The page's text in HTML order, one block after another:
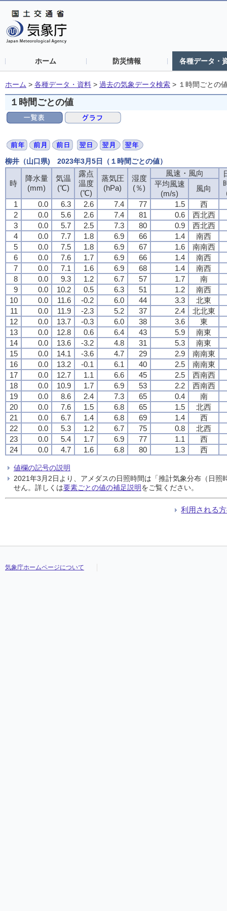
ホーム 防災情報 各種データ・
ホーム > 各種データ・資料 > 過去の気象データ検索 > １時間ごとの
１時間ごとの値
柳井（山口県) 2023年3月5日（１時間ごとの値）
時
降水量
(mm)
気温
(℃)
露点
温度
(℃)
蒸気圧
(hPa)
湿度
(％)
風速・風向
平均風速
(m/s)
風向
1
0.0 6.3 2.6 7.4 77 1.5
西
2
0.0 5.6 2.6 7.4 81 0.6
西北西
3
0.0 5.7 2.5 7.3 80 0.9
西北西
4
0.0 7.7 1.8 6.9 66 1.4
南西
5
0.0 7.5 1.8 6.9 67 1.6
南南西
6
0.0 7.6 1.7 6.9 66 1.4
南西
7
0.0 7.1 1.6 6.9 68 1.4
南西
8
0.0 9.3 1.2 6.7 57 1.7
南
9
0.0 10.2 0.5 6.3 51 1.2
南西
10
0.0 11.6 -0.2 6.0 44 3.3
北東
11
0.0 11.9 -2.3 5.2 37 2.4
北北東
12
0.0 13.7 -0.3 6.0 38 3.6
東
13
0.0 12.8 0.6 6.4 43 5.9
南東
14
0.0 13.6 -3.2 4.8 31 5.3
南東
15
0.0 14.1 -3.6 4.7 29 2.9
南南東
16
0.0 13.2 -0.1 6.1 40 2.5
南南東
17
0.0 12.7 1.1 6.6 45 2.5
西南西
18
0.0 10.9 1.7 6.9 53 2.2
西南西
19
0.0 8.6 2.4 7.3 65 0.4
南
20
0.0 7.6 1.5 6.8 65 1.5
北西
21
0.0 6.7 1.4 6.8 69 1.4
西
22
0.0 5.3 1.2 6.7 75 0.8
北西
23
0.0 5.4 1.7 6.9 77 1.1
西
24
0.0 4.7 1.6 6.8 80 1.3 西
値欄の記号の説明
2021年3月2日より、アメダスの日照時間は「推計気象分布（日
せん。詳しくは要素ごとの値の補足説明をご覧ください。
利用される
気象庁ホームページについて